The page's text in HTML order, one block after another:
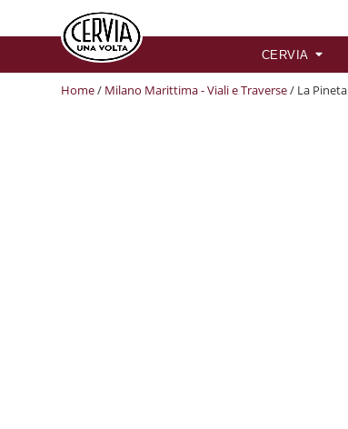
CERVIA
Home/ Milano Marittima - Viali e Traverse/ La Pineta